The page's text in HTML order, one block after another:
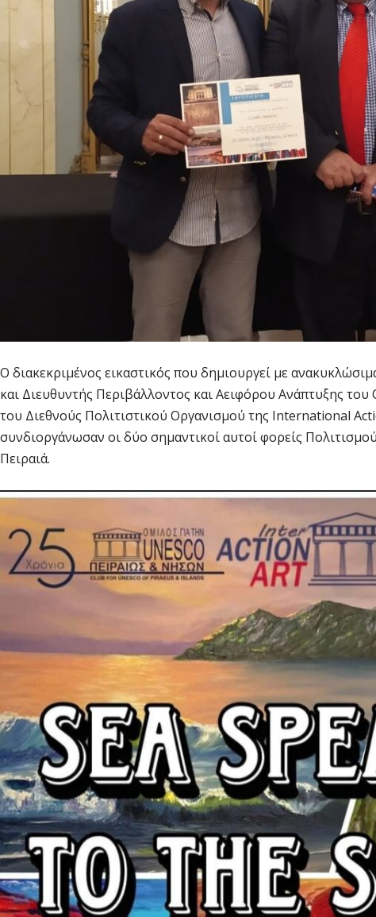
Ο διακεκριμένος εικαστικός που δημιουργεί με
και Διευθυντής Περιβάλλοντος και Αειφόρου Ανάπτυξης
του Διεθνούς Πολιτιστικού Οργανισμού της International
συνδιοργάνωσαν οι δύο σημαντικοί αυτοί φορείς
Πειραιά.